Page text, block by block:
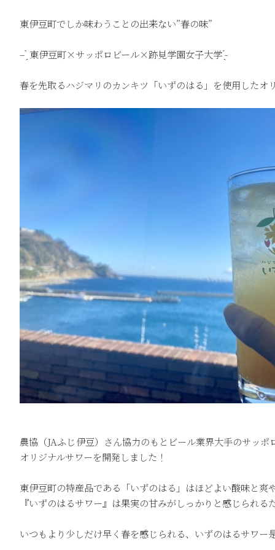
東伊豆町でしか味わうことの出来ない”春の味”
– ̗̀ 東伊豆町×サッポロビール×跡見学園女子大学 ̖́-
春を先取るハジマリのカンキツ「いずのはる」を使用したオ
農協（JAふじ伊豆）さん協力のもとビール業界大手のサッ
オリジナルサワーを開発しました！
東伊豆町の特産品である「いずのはる」はほどよい酸味と爽
『いずのはるサワー』は果実の甘みがしっかりと感じられ
いつもより少しだけ早く春を感じられる、いずのはるサワー